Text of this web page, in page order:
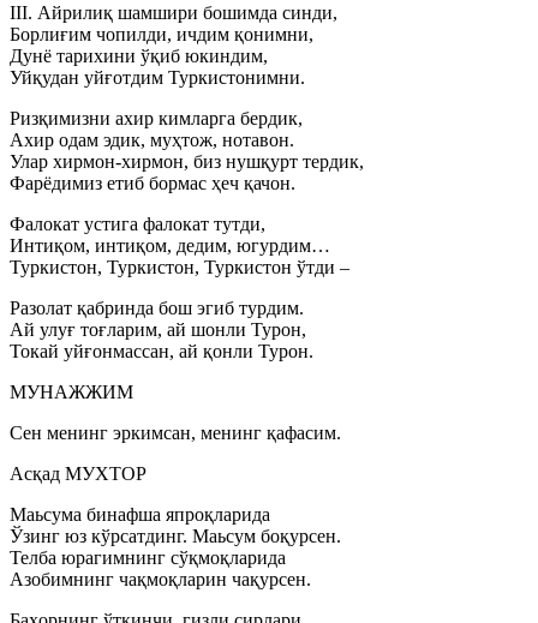
III. Айрилиқ шамшири бошимда синди,
Борлиғим чопилди, ичдим қонимни,
Дунё тарихини ўқиб юкиндим,
Уйқудан уйғотдим Туркистонимни.
Ризқимизни ахир кимларга бердик,
Ахир одам эдик, муҳтож, нотавон.
Улар хирмон-хирмон, биз нушқурт тердик,
Фарёдимиз етиб бормас ҳеч қачон.
Фалокат устига фалокат тутди,
Интиқом, интиқом, дедим, югурдим…
Туркистон, Туркистон, Туркистон ўтди –
Разолат қабринда бош эгиб турдим.
Ай улуғ тоғларим, ай шонли Турон,
Токай уйғонмассан, ай қонли Турон.
МУНАЖЖИМ
Сен менинг эркимсан, менинг қафасим.
Асқад МУХТОР
Маьсума бинафша япроқларида
Ўзинг юз кўрсатдинг. Маьсум боқурсен.
Телба юрагимнинг сўқмоқларида
Азобимнинг чақмоқларин чақурсен.